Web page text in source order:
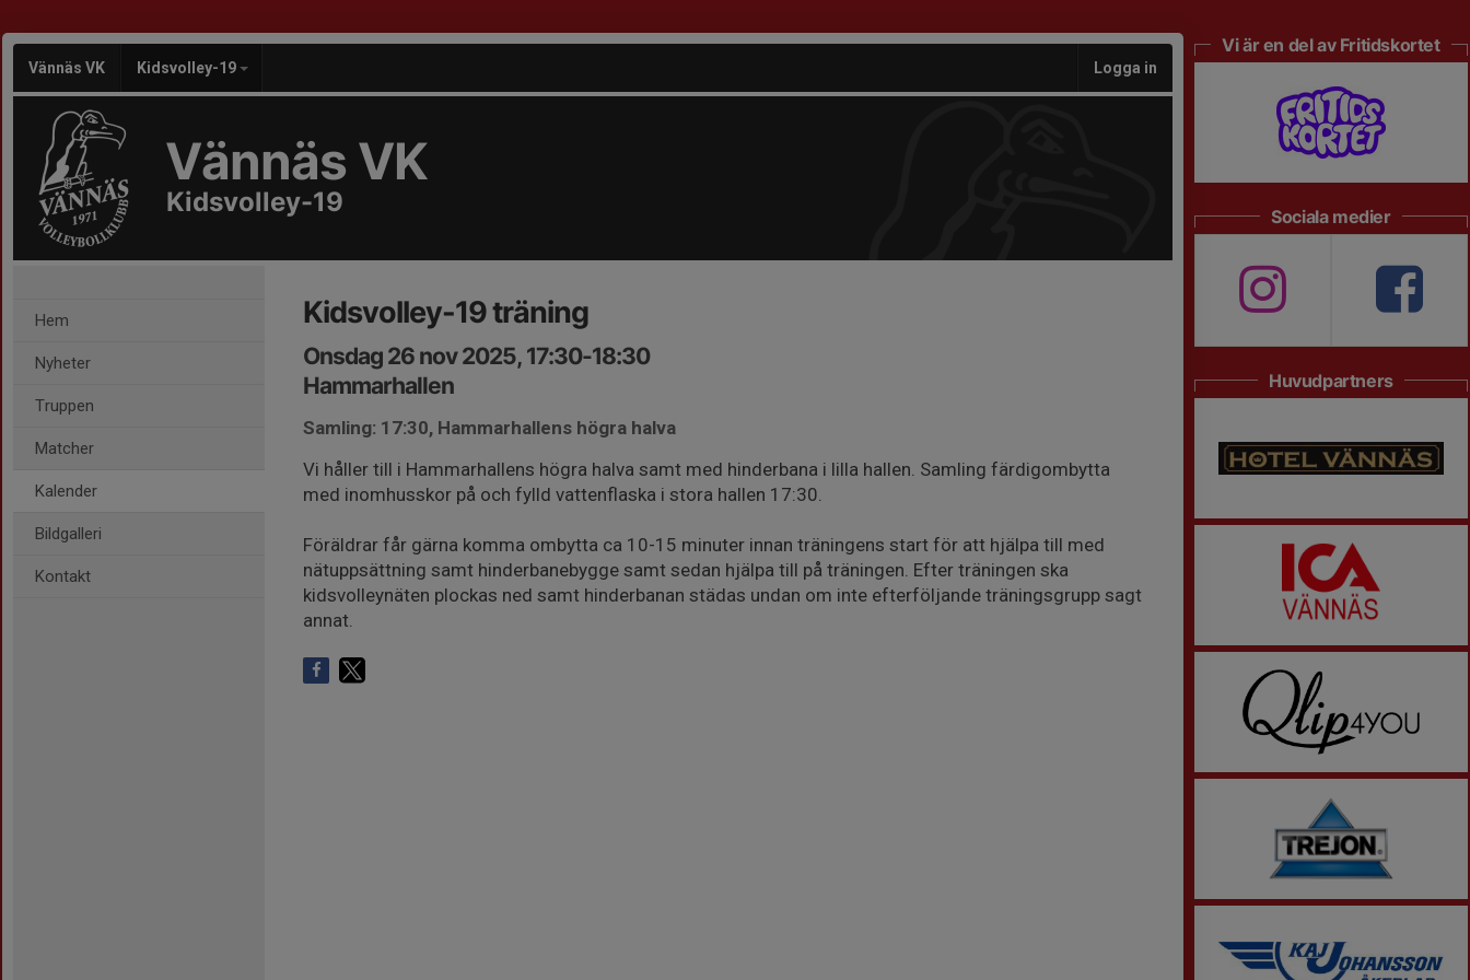
Vännäs VK Kidsvolley-19 Logga in
Vännäs VK
Kidsvolley-19
Hem
Nyheter
Truppen
Matcher
Kalender
Bildgalleri
Kontakt
Kidsvolley-19 träning
Onsdag 26 nov 2025, 17:30-18:30
Hammarhallen
Samling: 17:30, Hammarhallens högra halva
Vi håller till i Hammarhallens högra halva samt med hinderbana i lilla hallen. Samling färdigombytta
med inomhusskor på och fylld vattenflaska i stora hallen 17:30.
Föräldrar får gärna komma ombytta ca 10-15 minuter innan träningens start för att hjälpa till med
nätuppsättning samt hinderbanebygge samt sedan hjälpa till på träningen. Efter träningen ska
kidsvolleynäten plockas ned samt hinderbanan städas undan om inte efterföljande träningsgrupp sagt
annat.
Vi är en del av Fritidskortet
Sociala medier
Huvudpartners